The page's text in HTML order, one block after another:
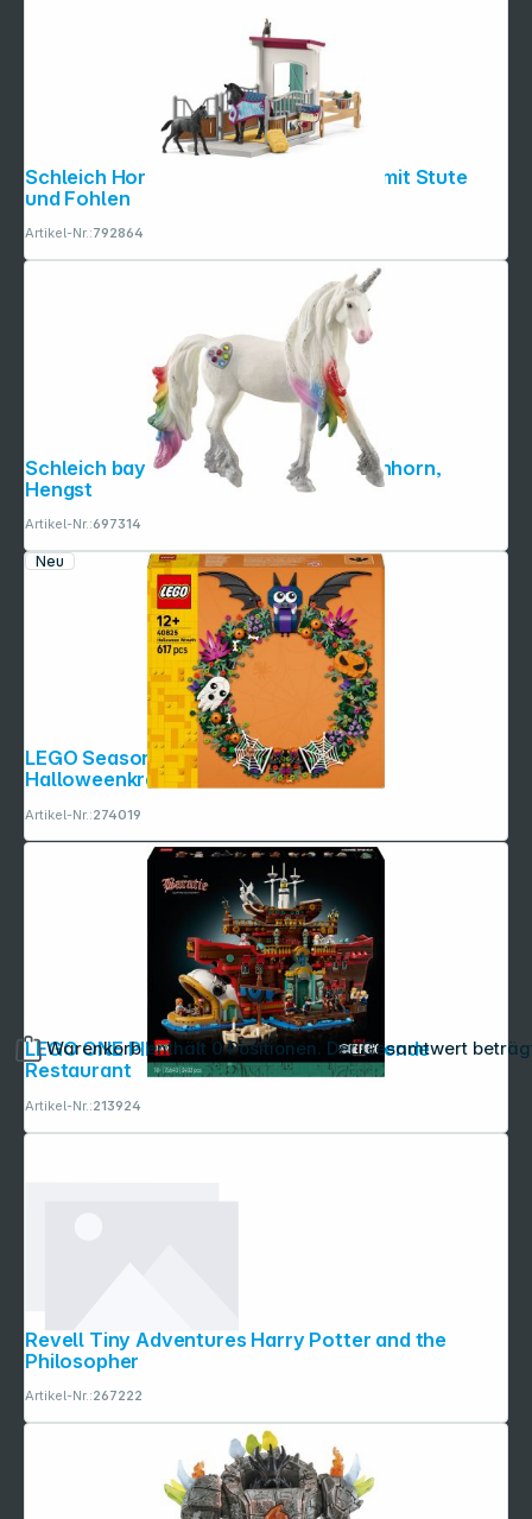
Warenkorb enthält 0 Positionen. Der Gesamtwert
Schleich Horse Club 42611 Pferdebox mit Stute
und Fohlen
Artikel-Nr.:792864
Schleich bayala 70725 Regenbogeneinhorn,
Hengst
Artikel-Nr.:697314
Neu
LEGO Seasons and Occasions 40825
Halloweenkranz
Artikel-Nr.:274019
LEGO ONE PIECE 75640 Das Schwimmende
Restaurant
Artikel-Nr.:213924
Revell Tiny Adventures Harry Potter and the
Philosopher
Artikel-Nr.:267222
Copyright © 2001 - 2026 dexxIT. Alle Rechte vorbehalten.